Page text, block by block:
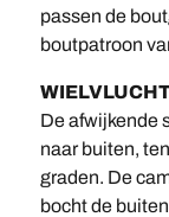
passen de
boutpatroon
De afwijkende
naar buiten,
graden. De
bocht de